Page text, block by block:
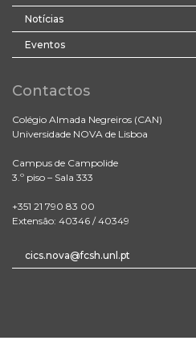
Notícias
Eventos
Contactos
Colégio Almada Negreiros (CAN)
Universidade NOVA de Lisboa
Campus de Campolide
3.º piso – Sala 333
+351 21 790 83 00
Extensão: 40346 / 40349
cics.nova@fcsh.unl.pt